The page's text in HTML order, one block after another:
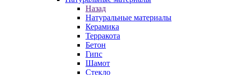
Назад
Натуральные материалы
Керамика
Терракота
Бетон
Гипс
Шамот
Стекло